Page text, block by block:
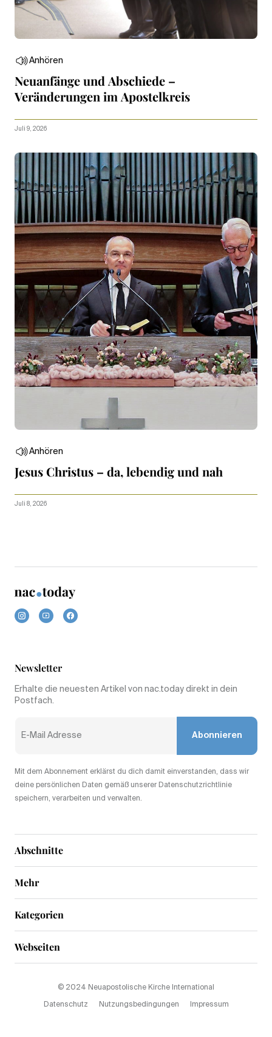
Anhören
Neuanfänge und Abschiede –
Veränderungen im Apostelkreis
Juli 9, 2026
Anhören
Jesus Christus – da, lebendig und nah
Juli 8, 2026
Abschnitte
Mehr
Newsletter
Erhalte die neuesten Artikel von nac.today direkt in dein
Postfach.
Abonnieren
Mit dem Abonnement erklärst du dich damit einverstanden, dass wir
deine persönlichen Daten gemäß unserer Datenschutzrichtlinie
speichern, verarbeiten und verwalten.
Kategorien
Webseiten
© 2024 Neuapostolische Kirche International
Datenschutz Nutzungsbedingungen Impressum